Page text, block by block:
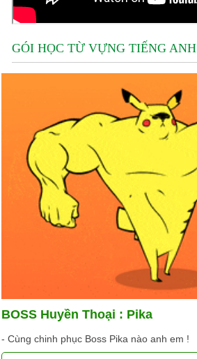
GÓI HỌC TỪ VỰNG TIẾNG
BOSS Huyền Thoại : Pika
- Cùng chinh phục Boss Pika nào anh em !